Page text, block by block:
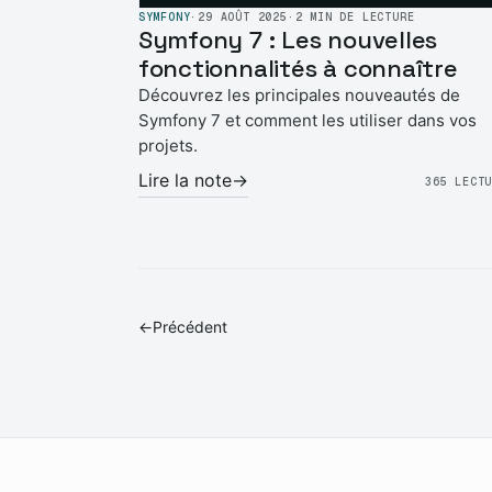
SYMFONY· 29 AOÛT 2025 · 2 MIN DE LECTURE
Symfony 7 : Les nouvelles
fonctionnalités à connaître
Découvrez les principales nouveautés de
Symfony 7 et comment les utiliser dans vos
projets.
Lire la note→ 365
←Précédent